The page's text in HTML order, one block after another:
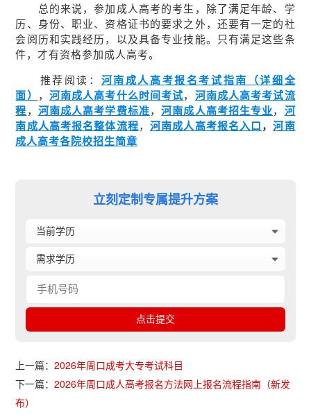
总的来说，参加成人高考的考生，除了满足年龄、学
历、身份、职业、资格证书的要求之外，还要有一定的社
会阅历和实践经历，以及具备专业技能。只有满足这些条
件，才有资格参加成人高考。
推荐阅读： 河南成人高考报名考试指南（详细全
面） ， 河南成人高考什么时间考试， 河南成人高考考试流
程， 河南成人高考学费标准，河南成人高考招生专业， 河
南成人高考报名整体流程，河南成人高考报名入口，河南
成人高考各院校招生简章
立刻定制专属提升方案
上一篇：2026年周口成考大专考试科目
下一篇：2026年周口成人高考报名方法网上报名流程指南（新发
布）